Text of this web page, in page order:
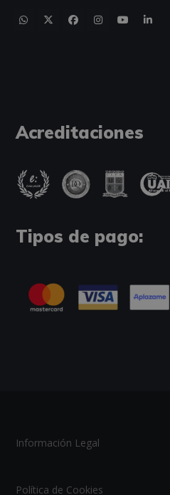
Acreditaciones
Tipos de pago:
Información Legal
Política de Cookies